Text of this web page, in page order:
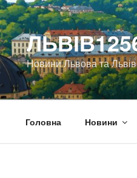
Новини Львова та
Головна Новини